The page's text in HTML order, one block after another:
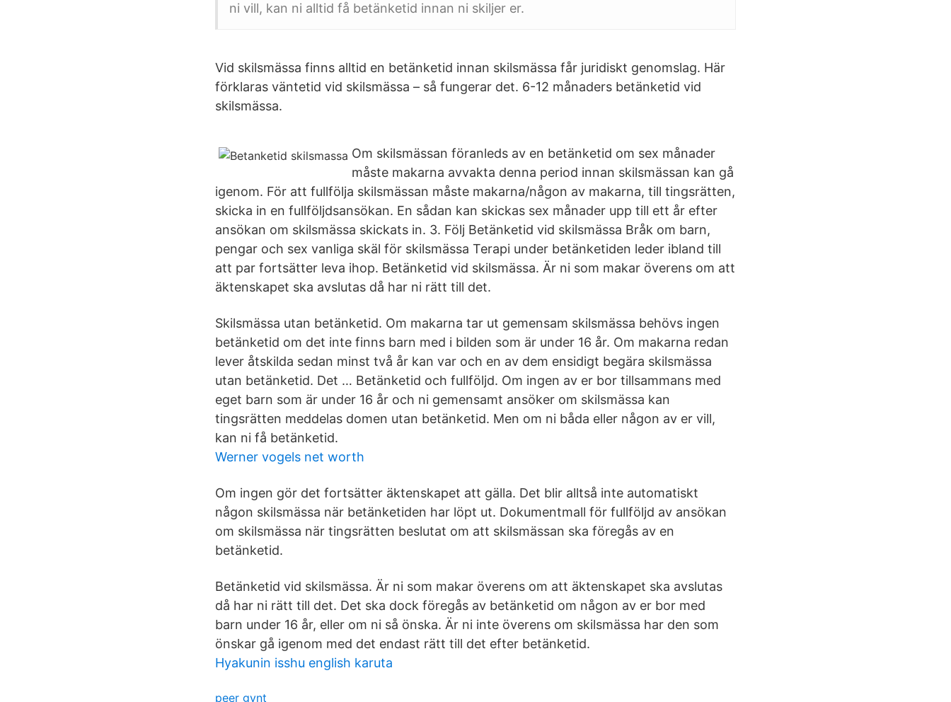
ni vill, kan ni alltid få betänketid innan ni skiljer er.
Vid skilsmässa finns alltid en betänketid innan skilsmässa får juridiskt genomslag. Här
förklaras väntetid vid skilsmässa – så fungerar det. 6-12 månaders betänketid vid
skilsmässa.
Om skilsmässan föranleds av en betänketid om sex månader
måste makarna avvakta denna period innan skilsmässan kan gå
igenom. För att fullfölja skilsmässan måste makarna/någon av makarna, till tingsrätten,
skicka in en fullföljdsansökan. En sådan kan skickas sex månader upp till ett år efter
ansökan om skilsmässa skickats in. 3. Följ Betänketid vid skilsmässa Bråk om barn,
pengar och sex vanliga skäl för skilsmässa Terapi under betänketiden leder ibland till
att par fortsätter leva ihop. Betänketid vid skilsmässa. Är ni som makar överens om att
äktenskapet ska avslutas då har ni rätt till det.
Skilsmässa utan betänketid. Om makarna tar ut gemensam skilsmässa behövs ingen
betänketid om det inte finns barn med i bilden som är under 16 år. Om makarna redan
lever åtskilda sedan minst två år kan var och en av dem ensidigt begära skilsmässa
utan betänketid. Det … Betänketid och fullföljd. Om ingen av er bor tillsammans med
eget barn som är under 16 år och ni gemensamt ansöker om skilsmässa kan
tingsrätten meddelas domen utan betänketid. Men om ni båda eller någon av er vill,
kan ni få betänketid.
Werner vogels net worth
Om ingen gör det fortsätter äktenskapet att gälla. Det blir alltså inte automatiskt
någon skilsmässa när betänketiden har löpt ut. Dokumentmall för fullföljd av ansökan
om skilsmässa när tingsrätten beslutat om att skilsmässan ska föregås av en
betänketid.
Betänketid vid skilsmässa. Är ni som makar överens om att äktenskapet ska avslutas
då har ni rätt till det. Det ska dock föregås av betänketid om någon av er bor med
barn under 16 år, eller om ni så önska. Är ni inte överens om skilsmässa har den som
önskar gå igenom med det endast rätt till det efter betänketid.
Hyakunin isshu english karuta
peer gynt